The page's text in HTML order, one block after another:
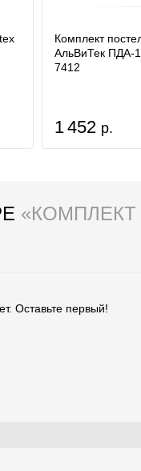
Комплект
АльВиТек ПДA-
7412
1 452 р.
Оставьте первый!